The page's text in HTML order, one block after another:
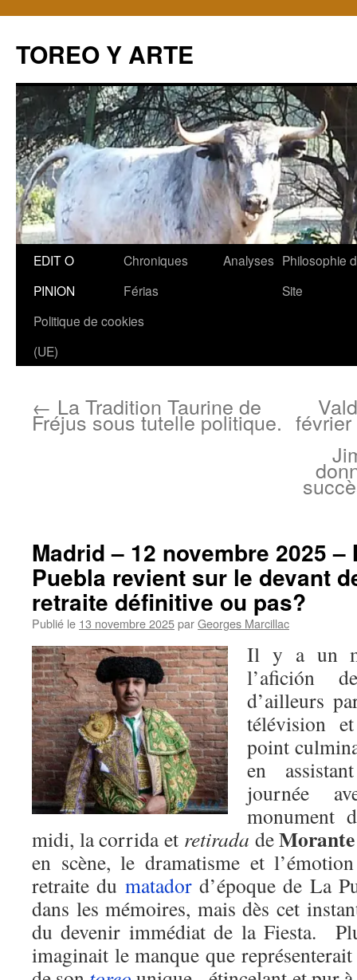
TOREO Y ARTE
Aller
contenu
EDIT O
PINION
Chroniques
Férias
Analyses Philosophie
Site
Politique de cookies
(UE)
← La Tradition Taurine de
Fréjus sous tutelle politique.
Madrid – 12 novembre 2025 –
Puebla revient sur le devant
retraite définitive ou pas?
Publié le 13 novembre 2025parGeorges Marcillac
Il y a un
l’afición
d’ailleurs
télévision
point
en
journée
monument
midi, la corrida et retirada de
en scène, le dramatisme et
retraite du matadord’époque de La
dans les mémoires, mais dès cet
du devenir immédiat de la Fiesta.
imaginait le manque que représenterait